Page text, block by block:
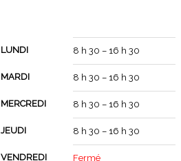
LUNDI 8 h 30 – 16 h 30
MARDI 8 h 30 – 16 h 30
MERCREDI 8 h 30 – 16 h 30
JEUDI 8 h 30 – 16 h 30
VENDREDI Fermé